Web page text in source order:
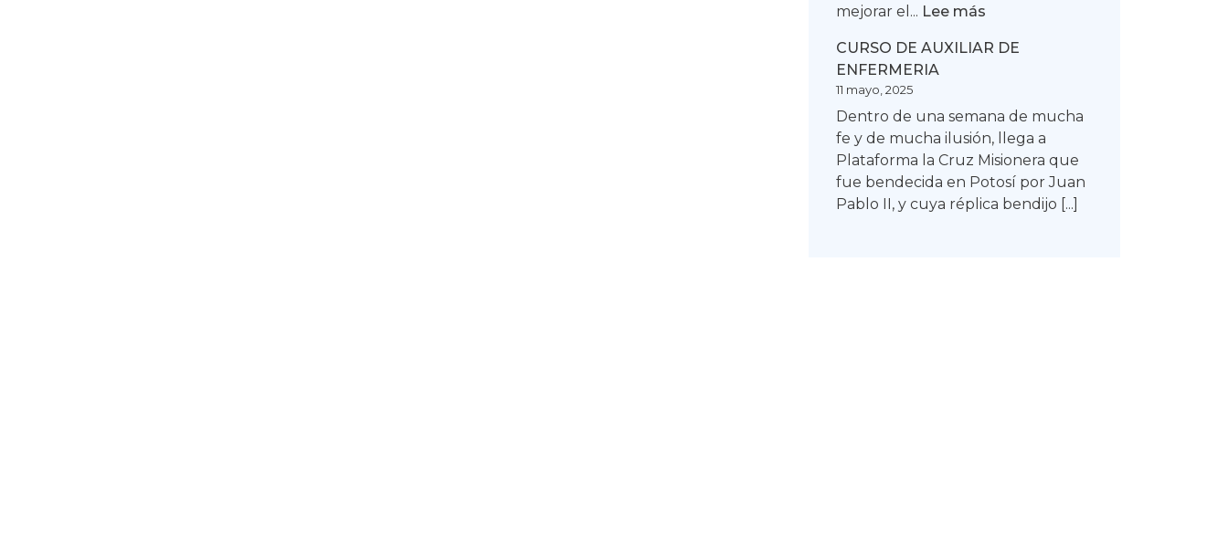
mejorar el... Lee más:
Y
CURSO DE AUXILIAR DE
ENFERMERIA
11 mayo, 2025
Dentro de una semana de mucha
fe y de mucha ilusión, llega a
Plataforma la Cruz Misionera que
fue bendecida en Potosí por Juan
Pablo II, y cuya réplica bendijo [...]